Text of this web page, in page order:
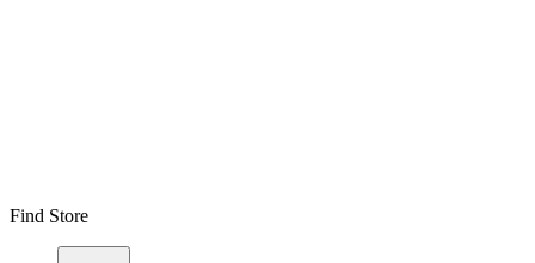
Find Store